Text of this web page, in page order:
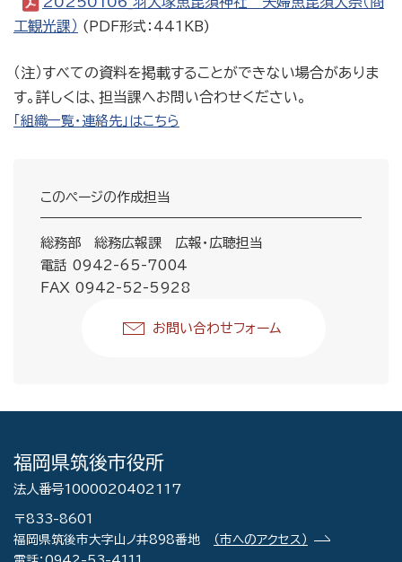
工観光課） (PDF形式：441KB)
（注）すべての資料を掲載することができない場合がありま
す。詳しくは、担当課へお問い合わせください。
「組織一覧・連絡先」はこちら
このページの作成担当
総務部 総務広報課 広報・広聴担当
電話 0942-65-7004
FAX 0942-52-5928
お問い合わせフォーム
福岡県筑後市役所
法人番号1000020402117
〒833-8601
福岡県筑後市大字山ノ井898番地
（市へのアクセス）